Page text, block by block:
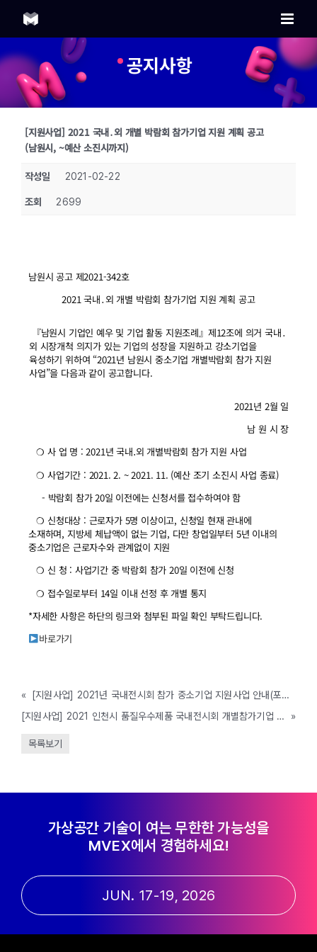
content
공지사항
[지원사업] 2021 국내․외 개별 박람회 참가기업 지원 계획 공고
(남원시, ~예산 소진시까지)
작성일 2021-02-22
조회 2699
남원시 공고 제2021-342호
2021 국내․외 개별 박람회 참가기업 지원 계획 공고
『남원시 기업인 예우 및 기업 활동 지원조례』제12조에 의거 국내․
외 시장개척 의지가 있는 기업의 성장을 지원하고 강소기업을
육성하기 위하여 “2021년 남원시 중소기업 개별박람회 참가 지원
사업”을 다음과 같이 공고합니다.
2021년 2월 일
남 원 시 장
❍ 사 업 명 : 2021년 국내․외 개별박람회 참가 지원 사업
❍ 사업기간 : 2021. 2. ~ 2021. 11. (예산 조기 소진시 사업 종료)
- 박람회 참가 20일 이전에는 신청서를 접수하여야 함
❍ 신청대상 : 근로자가 5명 이상이고, 신청일 현재 관내에
소재하며, 지방세 체납액이 없는 기업, 다만 창업일부터 5년 이내의
중소기업은 근로자수와 관계없이 지원
❍ 신 청 : 사업기간 중 박람회 참가 20일 이전에 신청
❍ 접수일로부터 14일 이내 선정 후 개별 통지
*자세한 사항은 하단의 링크와 첨부된 파일 확인 부탁드립니다.
바로가기
«
[지원사업] 2021년 국내전시회 참가 중소기업 지원사업 안내(포천시, ~2/25까지)
[지원사업] 2021 인천시 품질우수제품 국내전시회 개별참가기업 모집 (인천테크노파크, ~3/5까지)
»
목록보기
가상공간 기술이 여는 무한한 가능성을
MVEX에서 경험하세요!
JUN. 17-19, 2026